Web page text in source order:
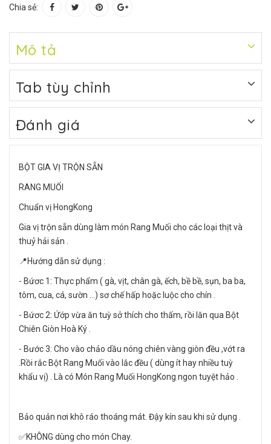
Chia sẻ:
Mô tả
Tab tùy chỉnh
Đánh giá
BỘT GIA VỊ TRỘN SẴN
RANG MUỐI
Chuẩn vị HongKong
Gia vị trộn sẵn dùng làm món Rang Muối cho các loại thịt và
thuỷ hải sản .
📍Hướng dẫn sử dụng :
- Bứơc 1: Thực phẩm ( gà, vịt, chân gà, ếch, bề bề, sụn, ba ba,
tôm, cua, cá, sườn …) sơ chế hấp hoặc luộc cho chín .
- Bứơc 2: Ứớp vừa ăn tuỳ sở thích cho thấm, rồi lăn qua Bột
Chiên Giòn Hoà Ký .
- Bước 3: Cho vào chảo dầu nóng chiên vàng giòn đều ,vớt ra
.Rồi rắc Bột Rang Muối vào lắc đều ( dùng ít hay nhiều tuỳ
khẩu vị) . Là có Món Rang Muối HongKong ngon tuyệt hảo .
Bảo quản nơi khô ráo thoáng mát. Đậy kín sau khi sử dụng .
✅KHÔNG dùng cho món Chay.